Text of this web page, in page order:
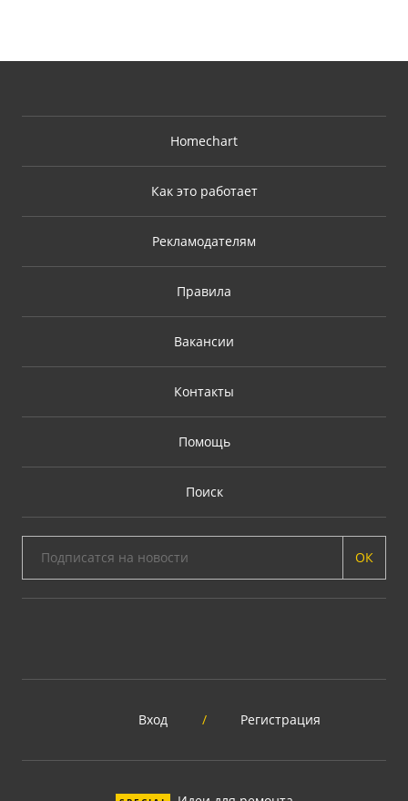
Homechart
Как это работает
Рекламодателям
Правила
Вакансии
Контакты
Помощь
Поиск
ОК
Вход / Регистрация